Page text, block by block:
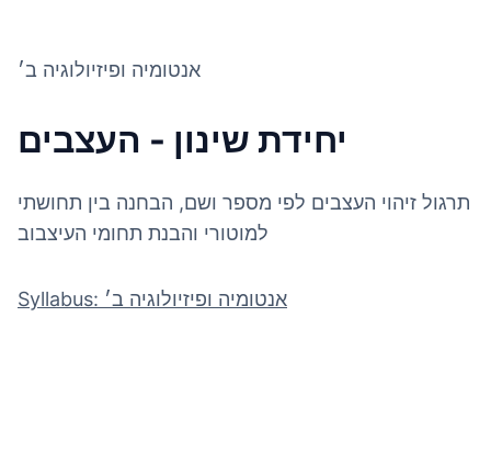
אנטומיה ופיזיולוגיה ב׳
יחידת שינון - העצבים
תרגול זיהוי העצבים לפי מספר ושם, הבחנה בין תחושתי
למוטורי והבנת תחומי העיצבוב
Syllabus: אנטומיה ופיזיולוגיה ב׳